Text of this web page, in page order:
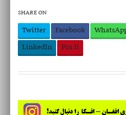
SHARE ON
Twitter Facebook
LinkedIn
Pin It